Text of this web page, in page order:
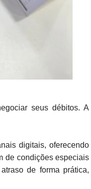
seus débitos. A
digitais, oferecendo
de condições especiais
de forma prática,